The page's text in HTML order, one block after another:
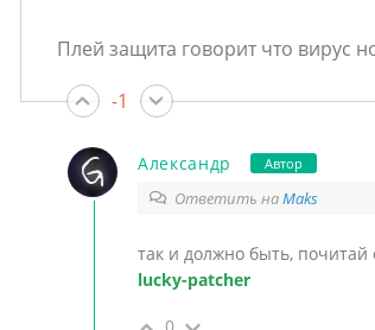
Плей защита говорит что вирус
-1
Александр Автор
Ответить наMaks
так и должно быть, почитай
lucky-patcher